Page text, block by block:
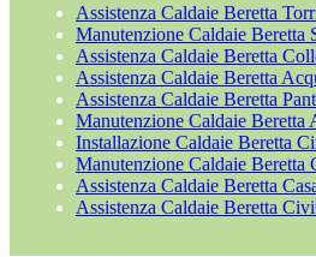
Assistenza Caldaie Beretta
Manutenzione Caldaie Beretta
Assistenza Caldaie Beretta
Assistenza Caldaie Beretta
Assistenza Caldaie Beretta
Manutenzione Caldaie Beretta
Installazione Caldaie Beretta
Manutenzione Caldaie Beretta
Assistenza Caldaie Beretta
Assistenza Caldaie Beretta